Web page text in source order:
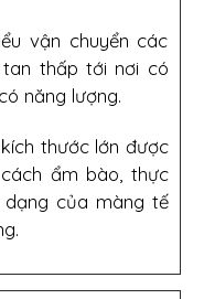
vận chuyển các
thấp tới nơi có
năng lượng.
thước lớn được
ẩm bào, thực
của màng tế